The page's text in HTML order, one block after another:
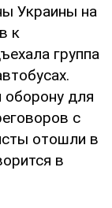
Украины на
к
группа
оборону для
с
отошли в
в